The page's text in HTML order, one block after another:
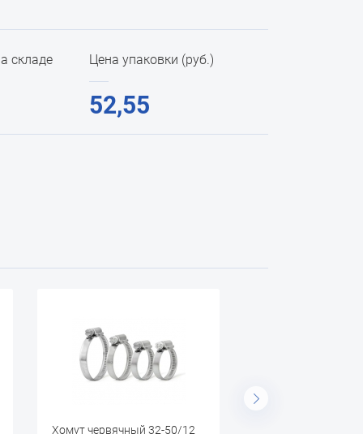
складе Цена упаковки (руб.)
52,55
32-50/12
Хомут червячный 40-60/12